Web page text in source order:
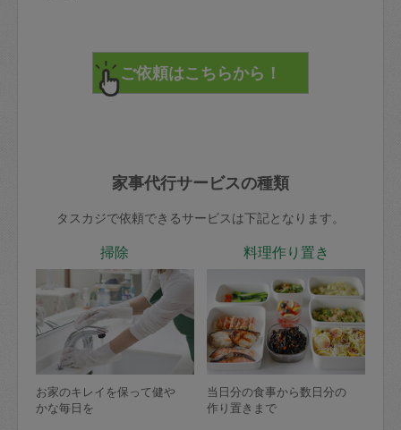
家事代行サービスの種類
タスカジで依頼できるサービスは下記となります。
掃除
お家のキレイを保って健や
かな毎日を
料理作り置き
当日分の食事から数日分の
作り置きまで